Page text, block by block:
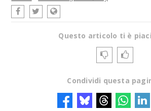
Questo articolo ti è
Condividi questa